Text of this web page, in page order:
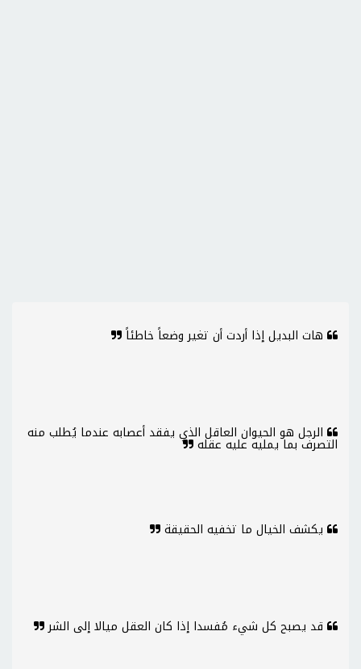
هات البديل إذا أردت أن تغير وضعاً خاطئاً
الرجل هو الحيوان العاقل الذي يفقد أعصابه عندما يُطلب منه
التصرف بما يمليه عليه عقله
يكشف الخيال ما تخفيه الحقيقة
قد يصبح كل شيء مُفسدا إذا كان العقل ميالا إلى الشر